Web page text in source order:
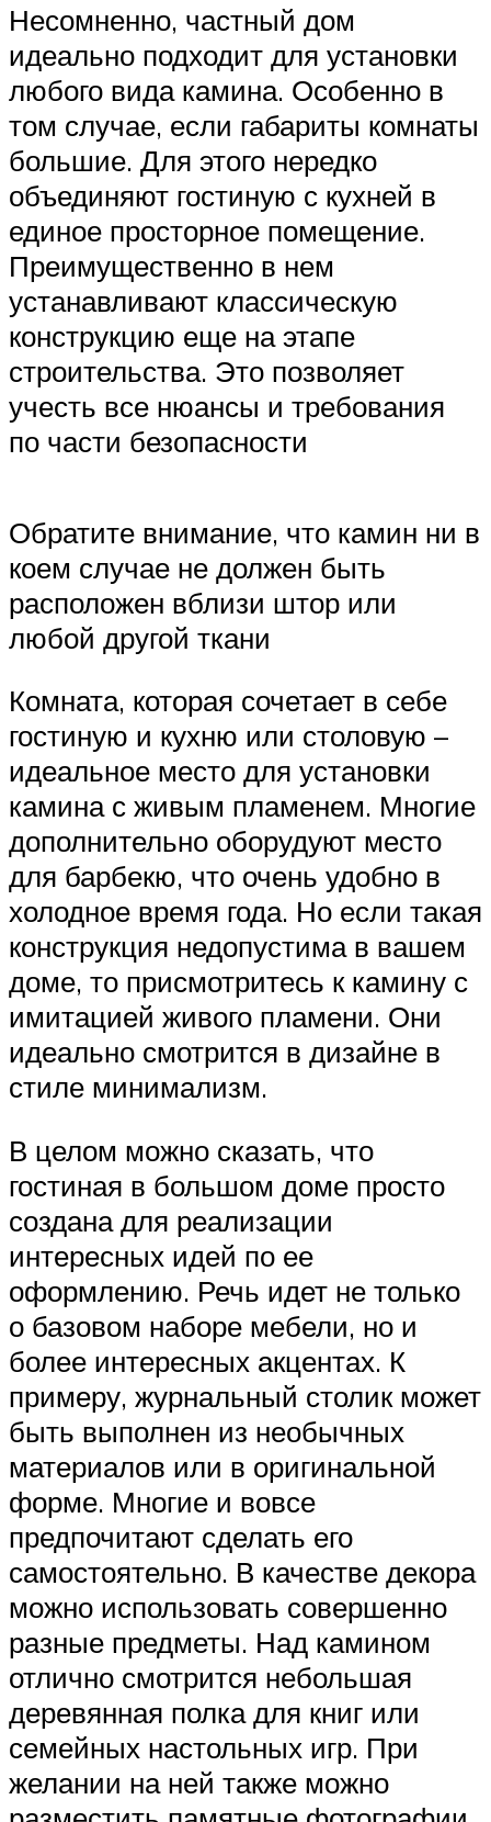
Несомненно, частный дом
идеально подходит для установки
любого вида камина. Особенно в
том случае, если габариты комнаты
большие. Для этого нередко
объединяют гостиную с кухней в
единое просторное помещение.
Преимущественно в нем
устанавливают классическую
конструкцию еще на этапе
строительства. Это позволяет
учесть все нюансы и требования
по части безопасности
Обратите внимание, что камин ни в
коем случае не должен быть
расположен вблизи штор или
любой другой ткани
Комната, которая сочетает в себе
гостиную и кухню или столовую –
идеальное место для установки
камина с живым пламенем. Многие
дополнительно оборудуют место
для барбекю, что очень удобно в
холодное время года. Но если такая
конструкция недопустима в вашем
доме, то присмотритесь к камину с
имитацией живого пламени. Они
идеально смотрится в дизайне в
стиле минимализм.
В целом можно сказать, что
гостиная в большом доме просто
создана для реализации
интересных идей по ее
оформлению. Речь идет не только
о базовом наборе мебели, но и
более интересных акцентах. К
примеру, журнальный столик может
быть выполнен из необычных
материалов или в оригинальной
форме. Многие и вовсе
предпочитают сделать его
самостоятельно. В качестве декора
можно использовать совершенно
разные предметы. Над камином
отлично смотрится небольшая
деревянная полка для книг или
семейных настольных игр. При
желании на ней также можно